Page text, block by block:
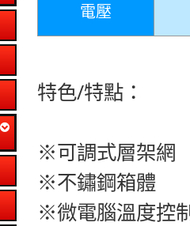
電壓
特色/特點：
※可調式層架網
※不鏽鋼箱體
※微電腦溫度控